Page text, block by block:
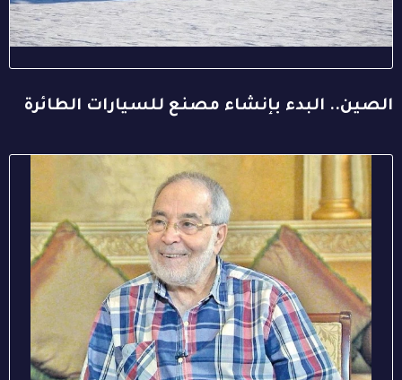
الصين.. البدء بإنشاء مصنع للسيارات الطائرة